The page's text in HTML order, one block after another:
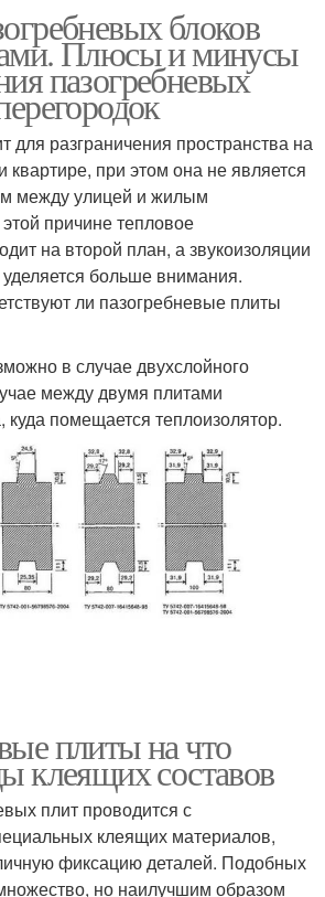
блоков
Плюсы и минусы
пазогребневых
для разграничения пространства на
при этом она не является
между улицей и жилым
причине тепловое
на второй план, а звукоизоляции
уделяется больше внимания.
ли пазогребневые плиты
в случае двухслойного
между двумя плитами
помещается теплоизолятор.
плиты на что
клеящих составов
плит проводится с
клеящих материалов,
фиксацию деталей. Подобных
но наилучшим образом